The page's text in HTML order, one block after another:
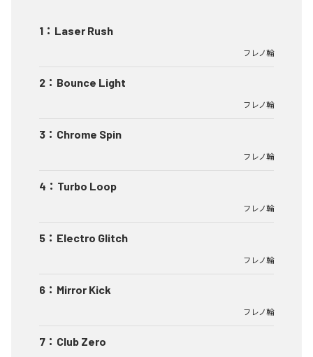
1 ： Laser Rush
フレノ輪
2 ： Bounce Light
フレノ輪
3 ： Chrome Spin
フレノ輪
4 ： Turbo Loop
フレノ輪
5 ： Electro Glitch
フレノ輪
6 ： Mirror Kick
フレノ輪
7 ： Club Zero